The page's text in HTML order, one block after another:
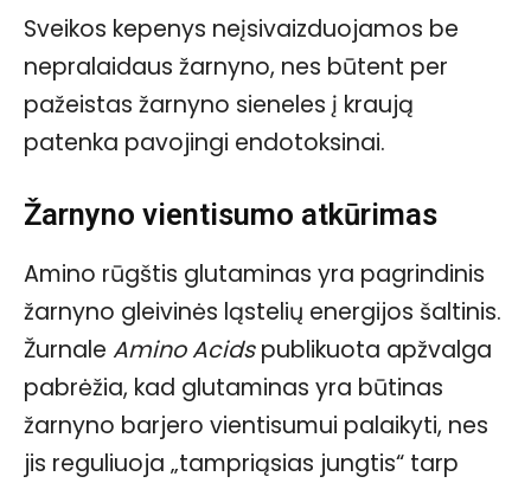
Sveikos kepenys neįsivaizduojamos be
nepralaidaus žarnyno, nes būtent per
pažeistas žarnyno sieneles į kraują
patenka pavojingi endotoksinai.
Žarnyno vientisumo atkūrimas
Amino rūgštis glutaminas yra pagrindinis
žarnyno gleivinės ląstelių energijos šaltinis.
Žurnale Amino Acidspublikuota apžvalga
pabrėžia, kad glutaminas yra būtinas
žarnyno barjero vientisumui palaikyti, nes
jis reguliuoja „tampriąsias jungtis“ tarp